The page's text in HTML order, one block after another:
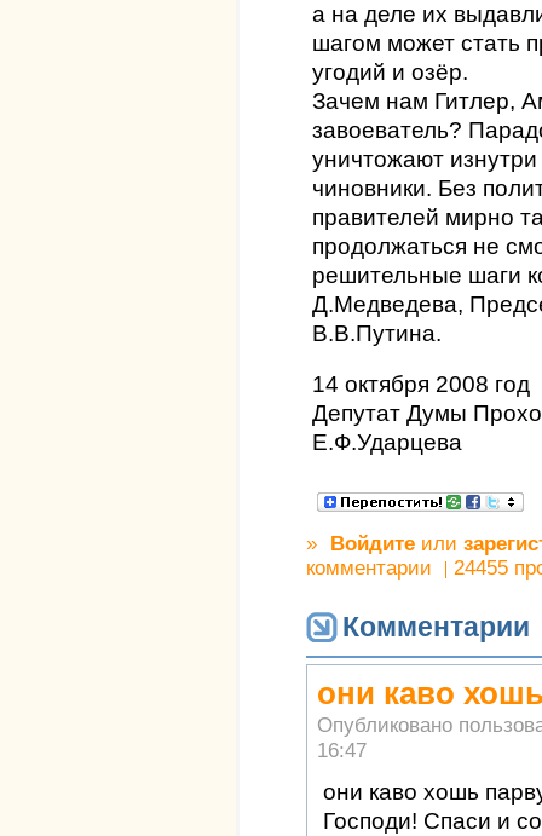
а на деле их
шагом может стать
угодий и озёр.
Зачем нам Гитлер,
завоеватель?
уничтожают
чиновники. Без
правителей мирно
продолжаться не
решительные шаги
Д.Медведева,
В.В.Путина.
14 октября 2008 год
Депутат Думы
Е.Ф.Ударцева
» Войдите или
комментарии
24455
Комментарии
они каво
Опубликовано
16:47
они каво хошь
Господи! Спаси и